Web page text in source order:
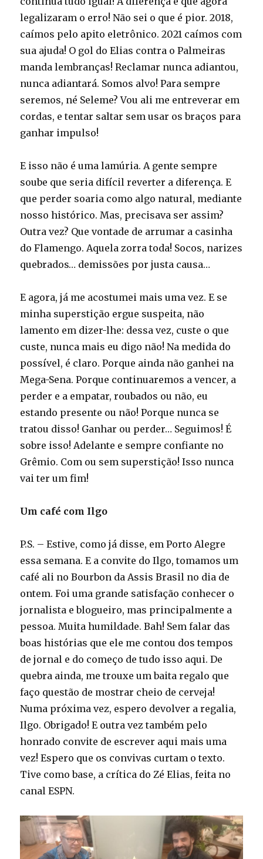
legalizaram o erro! Não sei o que é pior. 2018,
caímos pelo apito eletrônico. 2021 caímos com
sua ajuda! O gol do Elias contra o Palmeiras
manda lembranças! Reclamar nunca adiantou,
nunca adiantará. Somos alvo! Para sempre
seremos, né Seleme? Vou ali me entreverar em
cordas, e tentar saltar sem usar os braços para
ganhar impulso!
E isso não é uma lamúria. A gente sempre
soube que seria difícil reverter a diferença. E
que perder soaria como algo natural, mediante
nosso histórico. Mas, precisava ser assim?
Outra vez? Que vontade de arrumar a casinha
do Flamengo. Aquela zorra toda! Socos, narizes
quebrados… demissões por justa causa…
E agora, já me acostumei mais uma vez. E se
minha superstição ergue suspeita, não
lamento em dizer-lhe: dessa vez, custe o que
custe, nunca mais eu digo não! Na medida do
possível, é claro. Porque ainda não ganhei na
Mega-Sena. Porque continuaremos a vencer, a
perder e a empatar, roubados ou não, eu
estando presente ou não! Porque nunca se
tratou disso! Ganhar ou perder… Seguimos! É
sobre isso! Adelante e sempre confiante no
Grêmio. Com ou sem superstição! Isso nunca
vai ter um fim!
Um café com Ilgo
P.S. – Estive, como já disse, em Porto Alegre
essa semana. E a convite do Ilgo, tomamos um
café ali no Bourbon da Assis Brasil no dia de
ontem. Foi uma grande satisfação conhecer o
jornalista e blogueiro, mas principalmente a
pessoa. Muita humildade. Bah! Sem falar das
boas histórias que ele me contou dos tempos
de jornal e do começo de tudo isso aqui. De
quebra ainda, me trouxe um baita regalo que
faço questão de mostrar cheio de cerveja!
Numa próxima vez, espero devolver a regalia,
Ilgo. Obrigado! E outra vez também pelo
honrado convite de escrever aqui mais uma
vez! Espero que os convivas curtam o texto.
Tive como base, a crítica do Zé Elias, feita no
canal ESPN.